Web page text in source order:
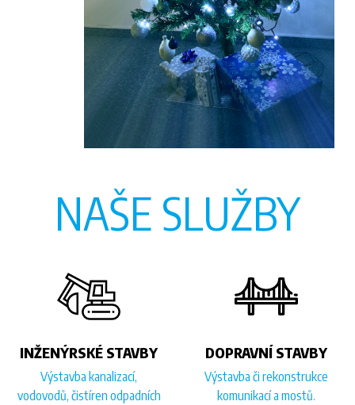
NAŠE SLUŽBY
INŽENÝRSKÉ STAVBY
Výstavba kanalizací,
vodovodů, čistíren odpadních
DOPRAVNÍ STAVBY
Výstavba či rekonstrukce
komunikací a mostů.